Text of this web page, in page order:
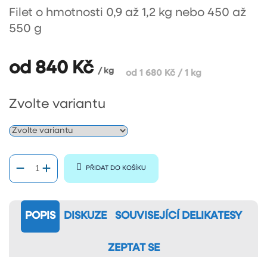
Filet o hmotnosti 0,9 až 1,2 kg nebo 450 až
550 g
od 840 Kč / kg
Měrná
od 1 680 Kč / 1 kg
Zvolte variantu
PŘIDAT DO KOŠÍKU
POPIS DISKUZE SOUVISEJÍCÍ DELIKATESY
ZEPTAT SE